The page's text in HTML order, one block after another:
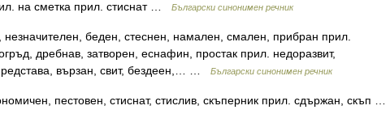
на сметка прил. стиснат …
Български синонимен речник
беден, стеснен, намален, смален, прибран прил.
дребнав, затворен, еснафин, простак прил. недоразвит,
вързан, свит, бездеен,… …
Български синонимен речник
пестовен, стиснат, стислив, скъперник прил. сдържан, скъп …